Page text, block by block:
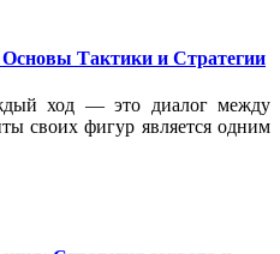
Тактики и Стратегии
ход — это диалог между
своих фигур является одним